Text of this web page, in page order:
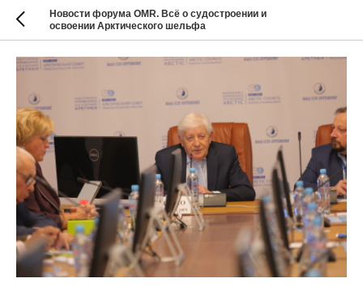
Новости форума OMR. Всё о судостроении и
освоении Арктического шельфа